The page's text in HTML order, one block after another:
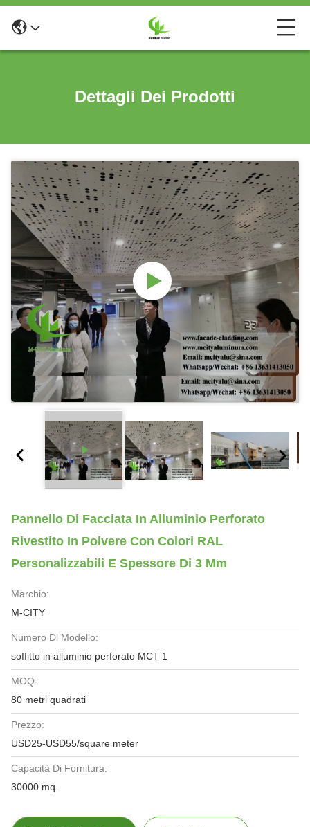
Dettagli Dei Prodotti
Pannello Di Facciata In Alluminio Perforato
Rivestito In Polvere Con Colori RAL
Personalizzabili E Spessore Di 3 Mm
Marchio:
M-CITY
Numero Di Modello:
soffitto in alluminio perforato MCT 1
MOQ:
80 metri quadrati
Prezzo:
USD25-USD55/square meter
Capacità Di Fornitura:
30000 mq.